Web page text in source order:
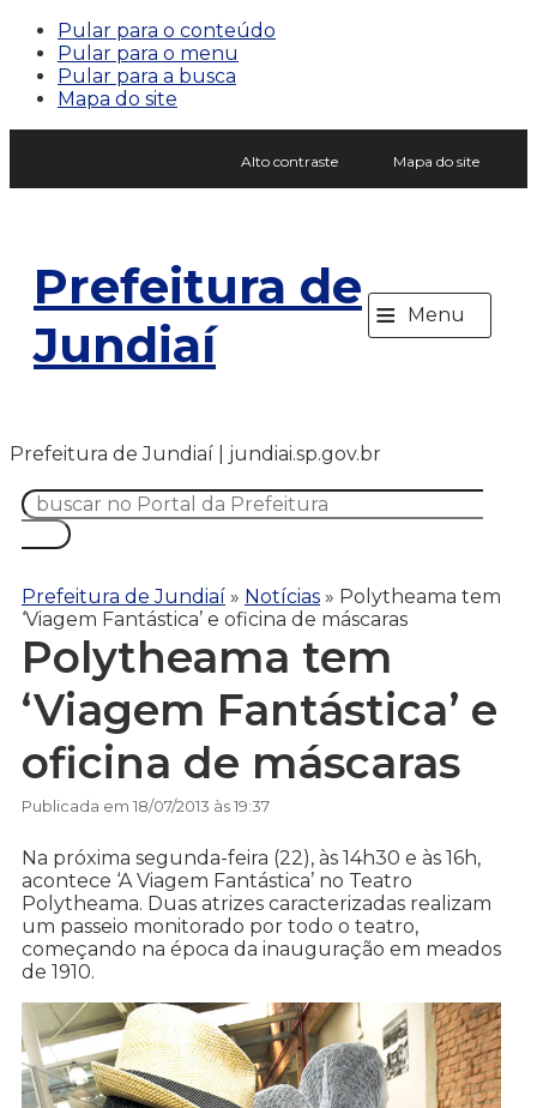
Pular para o conteúdo
Pular para o menu
Pular para a busca
Mapa do site
Alto contraste Mapa do site
Prefeitura de
Jundiaí
≡ Menu
Prefeitura de Jundiaí | jundiai.sp.gov.br
Prefeitura de Jundiaí » Notícias » Polytheama tem
‘Viagem Fantástica’ e oficina de máscaras
Polytheama tem
‘Viagem Fantástica’ e
oficina de máscaras
Publicada em 18/07/2013 às 19:37
Na próxima segunda-feira (22), às 14h30 e às 16h,
acontece ‘A Viagem Fantástica’ no Teatro
Polytheama. Duas atrizes caracterizadas realizam
um passeio monitorado por todo o teatro,
começando na época da inauguração em meados
de 1910.